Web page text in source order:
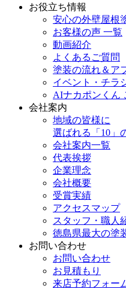
お役立ち情報
安心の外壁屋根
お客様の声 一覧
動画紹介
よくあるご質問
塗装の流れ＆ア
イベント・チラ
AIナカポンくん
会社案内
地域の皆様に
選ばれる「10」
会社案内一覧
代表挨拶
企業理念
会社概要
受賞実績
アクセスマップ
スタッフ・職人
徳島県最大の塗
お問い合わせ
お問い合わせ
お見積もり
来店予約フォー